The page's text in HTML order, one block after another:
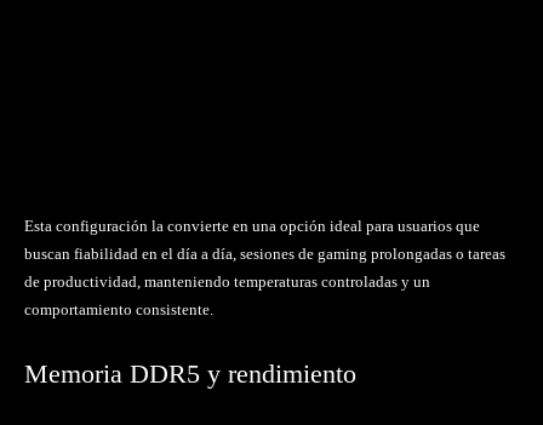
Esta configuración la convierte en una opción ideal para usuarios que
buscan fiabilidad en el día a día, sesiones de gaming prolongadas o tareas
de productividad, manteniendo temperaturas controladas y un
comportamiento consistente.
Memoria DDR5 y rendimiento